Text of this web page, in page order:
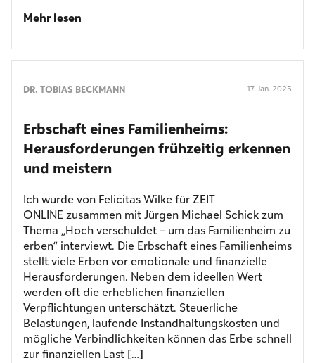
Mehr lesen
DR. TOBIAS BECKMANN 17. Jan. 2025
Erbschaft eines Familienheims:
Herausforderungen frühzeitig erkennen
und meistern
Ich wurde von Felicitas Wilke für ZEIT
ONLINE zusammen mit Jürgen Michael Schick zum
Thema „Hoch verschuldet – um das Familienheim zu
erben“ interviewt. Die Erbschaft eines Familienheims
stellt viele Erben vor emotionale und finanzielle
Herausforderungen. Neben dem ideellen Wert
werden oft die erheblichen finanziellen
Verpflichtungen unterschätzt. Steuerliche
Belastungen, laufende Instandhaltungskosten und
mögliche Verbindlichkeiten können das Erbe schnell
zur finanziellen Last […]